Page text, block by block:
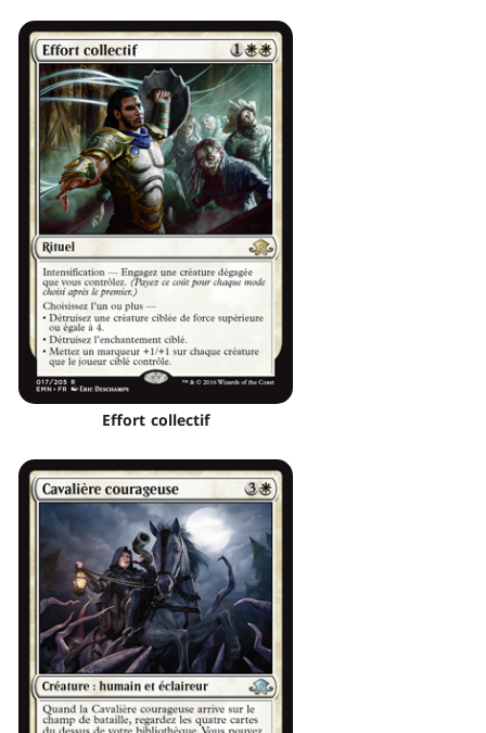
Effort collectif